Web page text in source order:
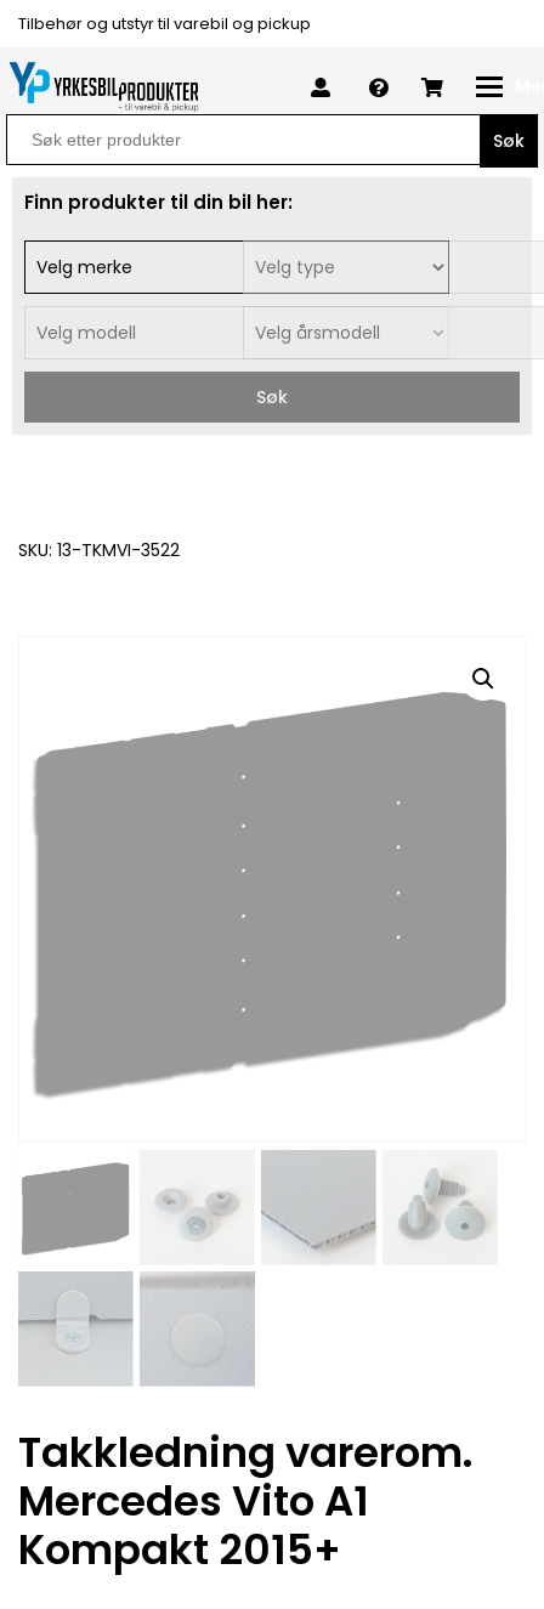
Tilbehør og utstyr til varebil og pickup
Search
for:
Finn produkter til din bil her:
Søk
SKU: 13-TKMVI-3522
Takkledning varerom.
Mercedes Vito A1
Kompakt 2015+